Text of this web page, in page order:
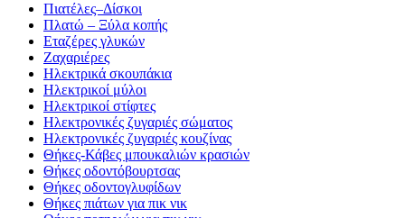
Πιατέλες–Δίσκοι
Πλατώ – Ξύλα κοπής
Εταζέρες γλυκών
Ζαχαριέρες
Ηλεκτρικά σκουπάκια
Ηλεκτρικοί μύλοι
Ηλεκτρικοί στίφτες
Ηλεκτρονικές ζυγαριές σώματος
Ηλεκτρονικές ζυγαριές κουζίνας
Θήκες-Κάβες μπουκαλιών κρασιών
Θήκες οδοντόβουρτσας
Θήκες οδοντογλυφίδων
Θήκες πιάτων για πικ νικ